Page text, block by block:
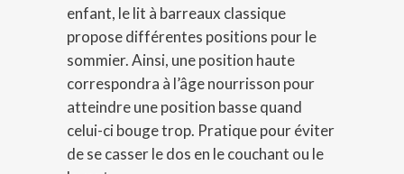
enfant, le lit à barreaux classique
propose différentes positions pour le
sommier. Ainsi, une position haute
correspondra à l’âge nourrisson pour
atteindre une position basse quand
celui-ci bouge trop. Pratique pour éviter
de se casser le dos en le couchant ou le